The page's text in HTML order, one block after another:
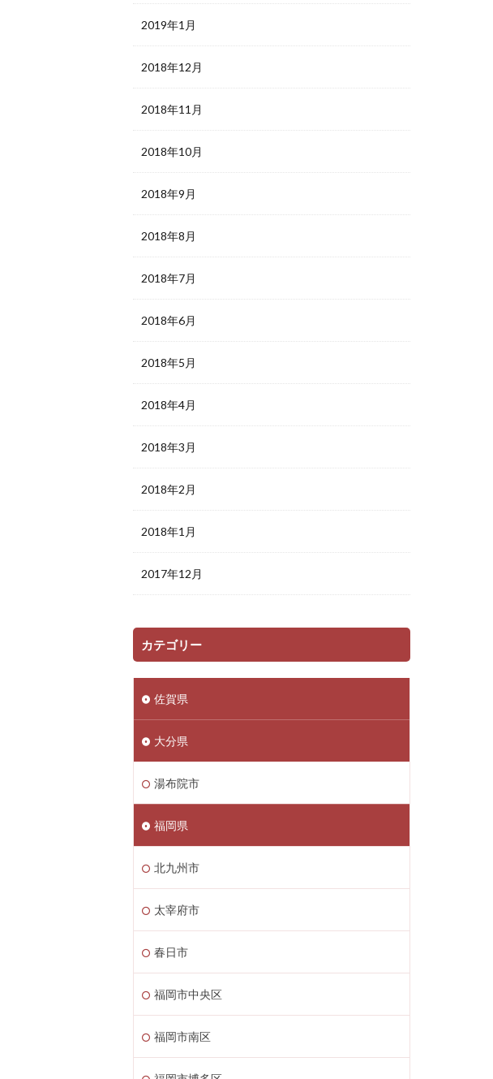
2019年1月
2018年12月
2018年11月
2018年10月
2018年9月
2018年8月
2018年7月
2018年6月
2018年5月
2018年4月
2018年3月
2018年2月
2018年1月
2017年12月
カテゴリー
佐賀県
大分県
湯布院市
福岡県
北九州市
太宰府市
春日市
福岡市中央区
福岡市南区